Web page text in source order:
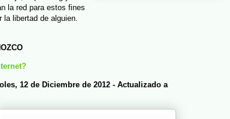
la red para estos fines
libertad de alguien.
12 de Diciembre de 2012 - Actualizado a